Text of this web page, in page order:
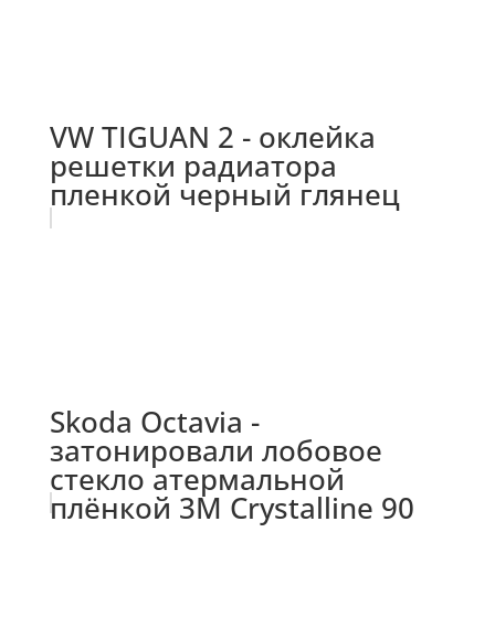
VW TIGUAN 2 - оклейка
решетки радиатора
пленкой черный глянец
Skoda Octavia -
затонировали лобовое
стекло атермальной
плёнкой 3M Crystalline 90